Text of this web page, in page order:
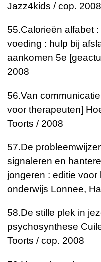
Jazz4kids / cop. 2008
55.Calorieën alfabet
voeding : hulp bij
aankomen 5e
2008
56.Van
voor therapeuten]
Toorts / 2008
57.De
signaleren en
jongeren : editie voor
onderwijs Lonnee,
58.De stille plek in
psychosynthese
Toorts / cop. 2008